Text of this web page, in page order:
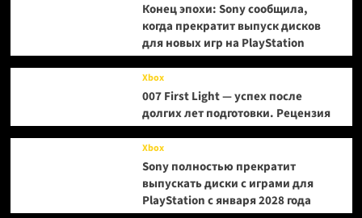
Конец эпохи: Sony сообщила,
когда прекратит выпуск дисков
для новых игр на PlayStation
Xbox
007 First Light — успех после
долгих лет подготовки. Рецензия
Xbox
Sony полностью прекратит
выпускать диски с играми для
PlayStation с января 2028 года